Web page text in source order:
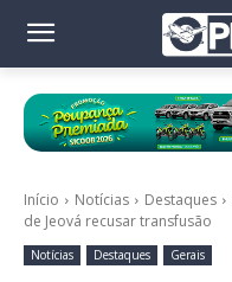
Início Notícias Destaques
de Jeová recusar transfusão
Notícias Destaques Gerais